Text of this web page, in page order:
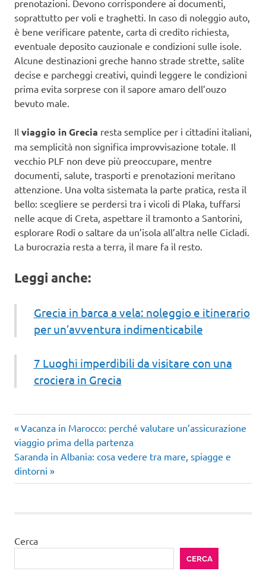
prenotazioni. Devono corrispondere ai documenti,
soprattutto per voli e traghetti. In caso di noleggio auto,
è bene verificare patente, carta di credito richiesta,
eventuale deposito cauzionale e condizioni sulle isole.
Alcune destinazioni greche hanno strade strette, salite
decise e parcheggi creativi, quindi leggere le condizioni
prima evita sorprese con il sapore amaro dell’ouzo
bevuto male.
Il viaggio in Grecia resta semplice per i cittadini italiani,
ma semplicità non significa improvvisazione totale. Il
vecchio PLF non deve più preoccupare, mentre
documenti, salute, trasporti e prenotazioni meritano
attenzione. Una volta sistemata la parte pratica, resta il
bello: scegliere se perdersi tra i vicoli di Plaka, tuffarsi
nelle acque di Creta, aspettare il tramonto a Santorini,
esplorare Rodi o saltare da un’isola all’altra nelle Cicladi.
La burocrazia resta a terra, il mare fa il resto.
Leggi anche:
Grecia in barca a vela: noleggio e itinerario
per un’avventura indimenticabile
7 Luoghi imperdibili da visitare con una
crociera in Grecia
Navigazione
articoli
Articolo
precedente:
Vacanza in Marocco: perché valutare un’assicurazione
viaggio prima della partenza
Articolo
successivo:
Saranda in Albania: cosa vedere tra mare, spiagge e
dintorni
Cerca
CERCA